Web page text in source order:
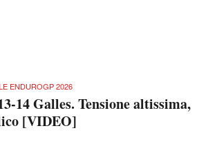
ENDUROGP 2026
14 Galles. Tensione altissima,
[VIDEO]